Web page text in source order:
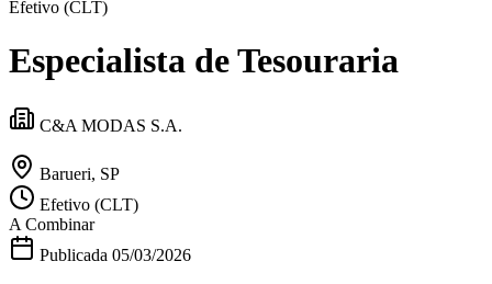
Efetivo (CLT)
Especialista de Tesouraria
C&A MODAS S.A.
Barueri, SP
Efetivo (CLT)
A Combinar
Publicada 05/03/2026